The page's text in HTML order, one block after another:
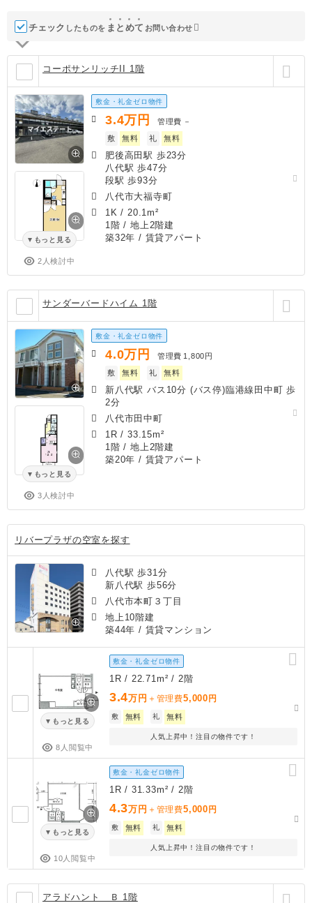
チェック したものを ま と めて お問い合わせ
コーポサンリッチII 1階
もっと見る
2人検討中
敷金・礼金ゼロ物件
3.4万円 管理費 －
敷
無料 礼 無料
肥後高田駅 歩23分
八代駅 歩47分
段駅 歩93分
八代市大福寺町
1K / 20.1m²
1階 / 地上2階建
築32年 / 賃貸アパート
サンダーバードハイム 1階
もっと見る
3人検討中
敷金・礼金ゼロ物件
4.0万円 管理費 1,800円
敷
無料 礼 無料
新八代駅 バス10分 (バス停)臨港線田中町 歩
2分
八代市田中町
1R /33.15m²
1階 / 地上2階建
築20年 / 賃貸アパート
リバープラザの空室を探す
八代駅 歩31分
新八代駅 歩56分
八代市本町３丁目
地上10階建
築44年 / 賃貸マンション
もっと見る
8人閲覧中
敷金・礼金ゼロ物件
1R / 22.71m² / 2階
3.4万円 ＋管理費5,000 円
敷 無料 礼 無料
人気上昇中！注目の物件です！
もっと見る
10人閲覧中
敷金・礼金ゼロ物件
1R / 31.33m² / 2階
4.3万円 ＋管理費5,000 円
敷 無料 礼 無料
人気上昇中！注目の物件です！
アラドハント Ｂ 1階